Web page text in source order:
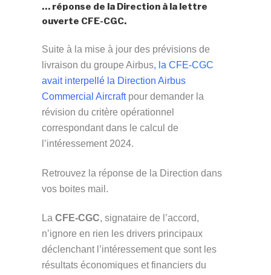
… réponse de la Direction à la lettre
ouverte CFE-CGC.
Suite à la mise à jour des prévisions de
livraison du groupe Airbus, la CFE-CGC
avait interpellé la Direction Airbus
Commercial Aircraft pour demander la
révision du critère opérationnel
correspondant dans le calcul de
l’intéressement 2024.
Retrouvez la réponse de la Direction dans
vos boites mail.
LaCFE-CGC, signataire de l’accord,
n’ignore en rien les drivers principaux
déclenchant l’intéressement que sont les
résultats économiques et financiers du